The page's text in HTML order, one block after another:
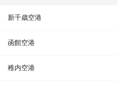
新千歳空港
函館空港
稚内空港